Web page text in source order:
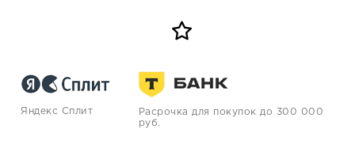
Яндекс Сплит
Расрочка для покупок до 300 000
руб.